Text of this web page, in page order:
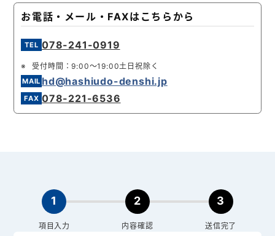
お問い合わせ
お電話・メール・FAXはこちらから
078-241-0919
受付時間：9:00～19:00土日祝除く
hd@hashiudo-denshi.jp
078-221-6536
1
項目入力
2
内容確認
3
送信完了